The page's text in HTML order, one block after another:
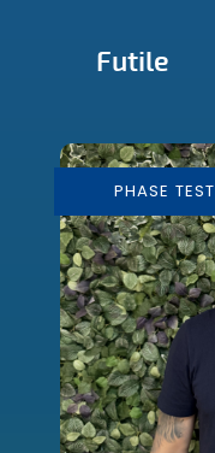
Futile
durable
En savoir plus
PHASE TEST